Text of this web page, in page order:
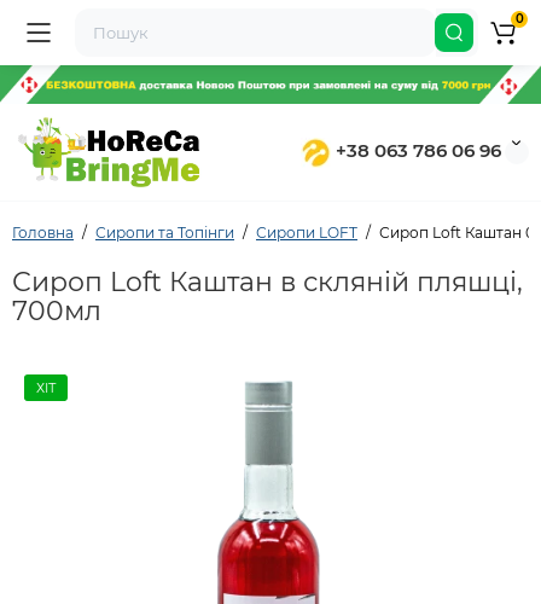
+38 063 786 06 96
0
Головна Сиропи та Топінги Сиропи LOFT Сироп Loft Каштан
Сироп Loft Каштан в скляній пляшці,
700мл
ХІТ